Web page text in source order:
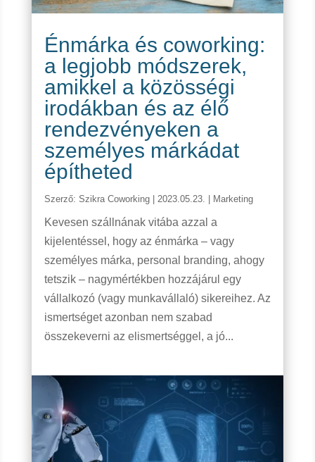
Énmárka és coworking:
a legjobb módszerek,
amikkel a közösségi
irodákban és az élő
rendezvényeken a
személyes márkádat
építheted
Szerző: Szikra Coworking| 2023.05.23. Marketing
Kevesen szállnának vitába azzal a
kijelentéssel, hogy az énmárka – vagy
személyes márka, personal branding, ahogy
tetszik – nagymértékben hozzájárul egy
vállalkozó (vagy munkavállaló) sikereihez. Az
ismertséget azonban nem szabad
összekeverni az elismertséggel, a jó...